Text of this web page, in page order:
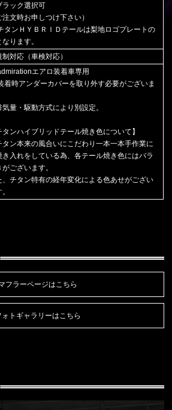
ラック選択可
注文時お申しつけ下さい）
タンＨＹＢＲＩＤテールは梨地ロゴプレートの
ります。
制対応（車検対応）
エアロ装着車専用
着時アンダーカバーを取り外す必要がございま
量・駆動方式により別設定。
タンハイブリッドテール焼き色について】
ン本来の風合いにこだわり一本一本手作業に
き入れをしている為、各テール焼き色にはバラ
がございます。
、チタン特有の経年変化による色あせがござい
フラーページはこちら
ォトギャラリーはこちら